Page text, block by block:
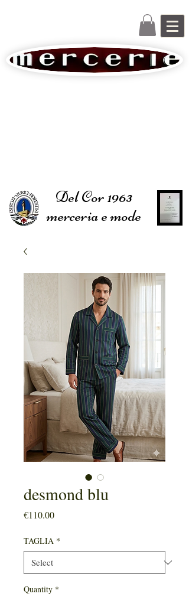
Del Cor 1963
merceria e mode
desmond blu
€110.00Price
TAGLIA *
Quantity *